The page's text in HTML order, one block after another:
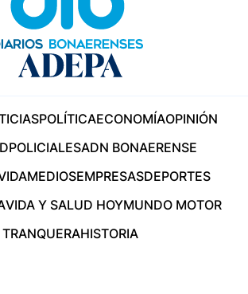
POLÍTICAECONOMÍAOPINIÓN
POLICIALESADN BONAERENSE
MEDIOSEMPRESASDEPORTES
VIDA Y SALUD HOYMUNDO MOTOR
TRANQUERAHISTORIA